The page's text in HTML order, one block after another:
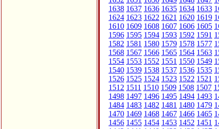
1638 1637 1636 1635 1634 1633
1624 1623 1622 1621 1620 1619
1610 1609 1608 1607 1606 1605
1596 1595 1594 1593 1592 1591
1582 1581 1580 1579 1578 1577
1568 1567 1566 1565 1564 1563
1554 1553 1552 1551 1550 1549
1540 1539 1538 1537 1536 1535
1526 1525 1524 1523 1522 1521
1512 1511 1510 1509 1508 1507
1498 1497 1496 1495 1494 1493
1484 1483 1482 1481 1480 1479
1470 1469 1468 1467 1466 1465
1456 1455 1454 1453 1452 1451